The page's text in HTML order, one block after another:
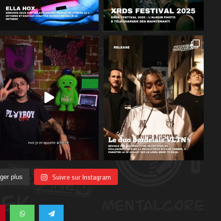
plus Suivre sur Instagram